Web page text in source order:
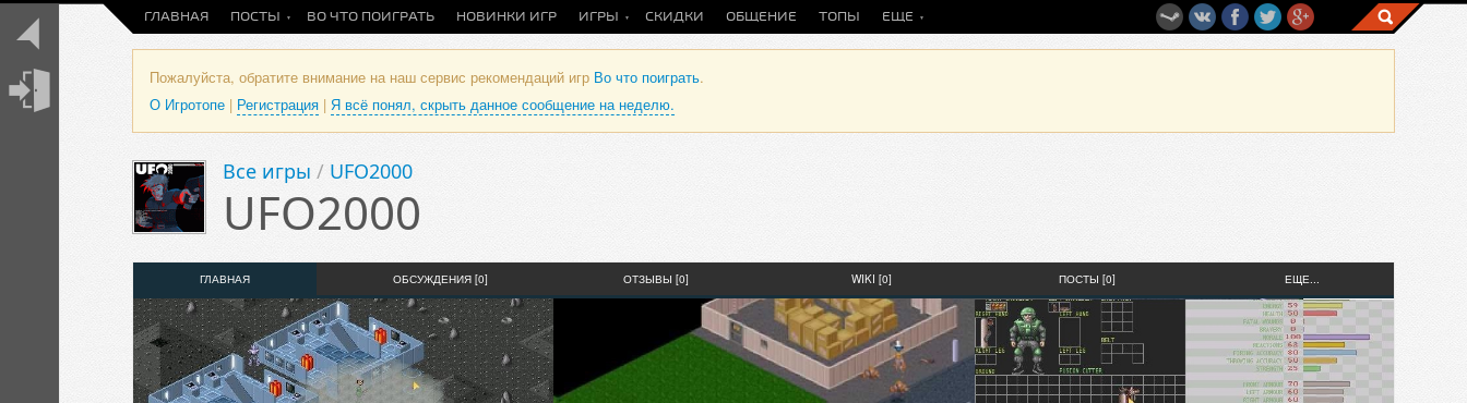
ГЛАВНАЯ ПОСТЫ ВО ЧТО ПОИГРАТЬ НОВИНКИ ИГР ИГРЫ СКИДКИ ОБЩЕНИЕ ТОПЫ ЕЩЕ
Пожалуйста, обратите внимание на наш сервис рекомендаций игр Во что поиграть.
О Игротопе | Регистрация | Я всё понял, скрыть данное сообщение на неделю.
Все игры / UFO2000
UFO2000
ГЛАВНАЯ ОБСУЖДЕНИЯ [0] ОТЗЫВЫ [0] WIKI [0] ПОСТЫ [0] ЕЩЕ...